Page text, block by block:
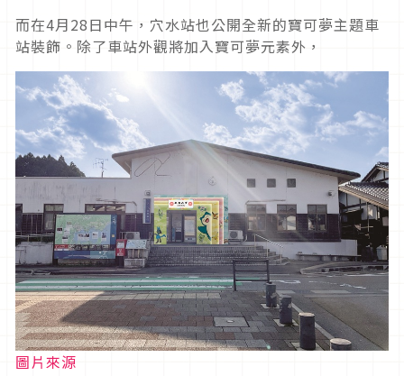
而在4月28日中午，穴水站也公開全新的寶可夢主題車
站裝飾。除了車站外觀將加入寶可夢元素外，
圖片來源